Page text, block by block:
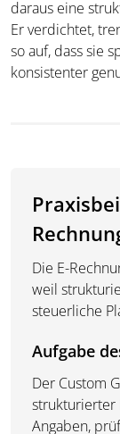
daraus eine
Er verdichtet,
so auf, dass sie
konsistenter
Die E-
weil
steuerliche
Aufgabe
Der Custom
strukturierter
Angaben,